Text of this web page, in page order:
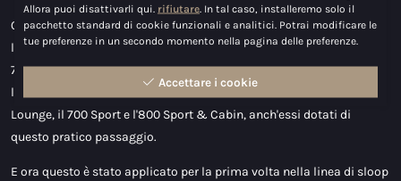
Questo passaggio è stato sviluppato già a partire dal 2020 per la
linea Coastal con l'innovativa Maxima 840, seguita dalla Maxima
740 nel 2021 e dalla Maxima 640 nel 2022. Successivamente, la
linea Coastal è stata ampliata con modelli come il 680 Sport
Lounge, il 700 Sport e l'800 Sport & Cabin, anch'essi dotati di
questo pratico passaggio.
E ora questo è stato applicato per la prima volta nella linea di sloop
Allora puoi disattivarli qui. rifiutare . In tal caso, installeremo solo il
pacchetto standard di cookie funzionali e analitici. Potrai modificare le
tue preferenze in un secondo momento nella pagina delle preferenze.
Accettare i cookie